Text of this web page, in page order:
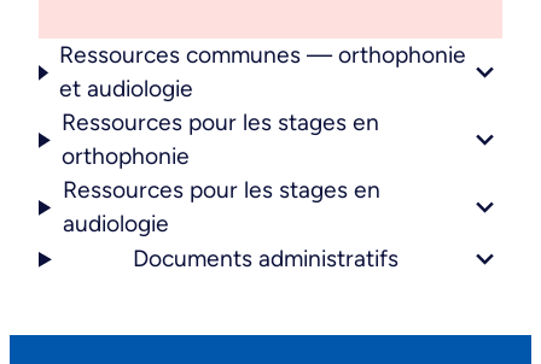
Ressources communes — orthophonie
et audiologie
Ressources pour les stages en
orthophonie
Ressources pour les stages en
audiologie
Documents administratifs